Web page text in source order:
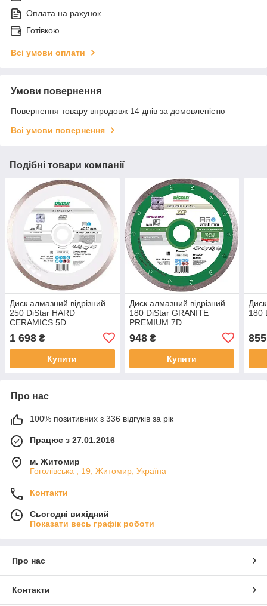
Оплата на рахунок
Готівкою
Всі умови оплати
Умови повернення
Повернення товару впродовж 14 днів за домовленістю
Всі умови повернення
Подібні товари компанії
Диск алмазний відрізний.
250 DiStar HARD
CERAMICS 5D
1 698 ₴
Купити
Диск алмазний відрізний.
180 DiStar GRANITE
PREMIUM 7D
948₴
Купити
180
855
Про нас
100% позитивних з 336 відгуків за рік
Працює з 27.01.2016
м. Житомир
Гоголівська , 19, Житомир, Україна
Контакти
Сьогодні вихідний
Показати весь графік роботи
Про нас
Контакти